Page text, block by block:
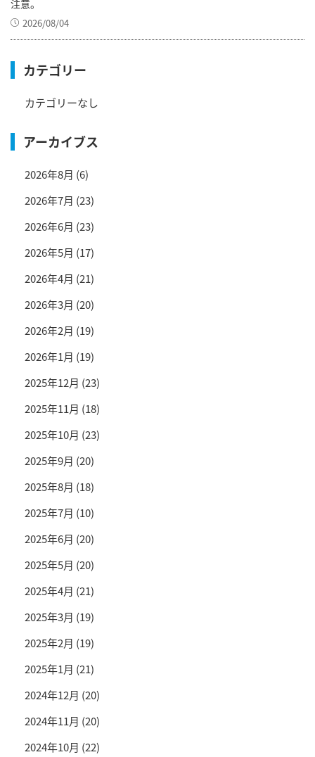
注意。
2026/08/04
カテゴリー
カテゴリーなし
アーカイブス
2026年8月 (6)
2026年7月 (23)
2026年6月 (23)
2026年5月 (17)
2026年4月 (21)
2026年3月 (20)
2026年2月 (19)
2026年1月 (19)
2025年12月 (23)
2025年11月 (18)
2025年10月 (23)
2025年9月 (20)
2025年8月 (18)
2025年7月 (10)
2025年6月 (20)
2025年5月 (20)
2025年4月 (21)
2025年3月 (19)
2025年2月 (19)
2025年1月 (21)
2024年12月 (20)
2024年11月 (20)
2024年10月 (22)